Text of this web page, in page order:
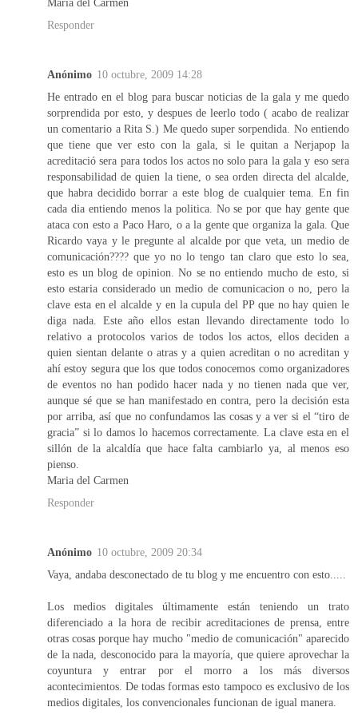
Maria del Carmen
Responder
Anónimo 10 octubre, 2009 14:28
He entrado en el blog para buscar noticias de la gala y me quedo
sorprendida por esto, y despues de leerlo todo ( acabo de realizar
un comentario a Rita S.) Me quedo super sorpendida. No entiendo
que tiene que ver esto con la gala, si le quitan a Nerjapop la
acreditació sera para todos los actos no solo para la gala y eso sera
responsabilidad de quien la tiene, o sea orden directa del alcalde,
que habra decidido borrar a este blog de cualquier tema. En fin
cada dia entiendo menos la politica. No se por que hay gente que
ataca con esto a Paco Haro, o a la gente que organiza la gala. Que
Ricardo vaya y le pregunte al alcalde por que veta, un medio de
comunicación???? que yo no lo tengo tan claro que esto lo sea,
esto es un blog de opinion. No se no entiendo mucho de esto, si
esto estaria considerado un medio de comunicacion o no, pero la
clave esta en el alcalde y en la cupula del PP que no hay quien le
diga nada. Este año ellos estan llevando directamente todo lo
relativo a protocolos varios de todos los actos, ellos deciden a
quien sientan delante o atras y a quien acreditan o no acreditan y
ahí estoy segura que los que todos conocemos como organizadores
de eventos no han podido hacer nada y no tienen nada que ver,
aunque sé que se han manifestado en contra, pero la decisión esta
por arriba, así que no confundamos las cosas y a ver si el “tiro de
gracia” si lo damos lo hacemos correctamente. La clave esta en el
sillón de la alcaldía que hace falta cambiarlo ya, al menos eso
pienso.
Maria del Carmen
Responder
Anónimo 10 octubre, 2009 20:34
Vaya, andaba desconectado de tu blog y me encuentro con esto.....
Los medios digitales últimamente están teniendo un trato
diferenciado a la hora de recibir acreditaciones de prensa, entre
otras cosas porque hay mucho "medio de comunicación" aparecido
de la nada, desconocido para la mayoría, que quiere aprovechar la
coyuntura y entrar por el morro a los más diversos
acontecimientos. De todas formas esto tampoco es exclusivo de los
medios digitales, los convencionales funcionan de igual manera.